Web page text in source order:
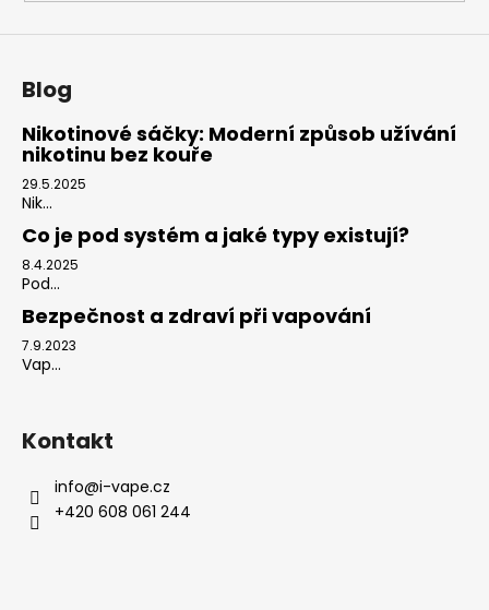
Blog
Nikotinové sáčky: Moderní způsob užívání
nikotinu bez kouře
29.5.2025
Nik...
Co je pod systém a jaké typy existují?
8.4.2025
Pod...
Bezpečnost a zdraví při vapování
7.9.2023
Vap...
Kontakt
info@i-vape.cz
+420 608 061 244